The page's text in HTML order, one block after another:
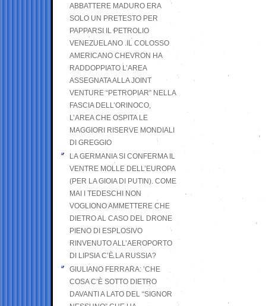
ABBATTERE MADURO ERA
SOLO UN PRETESTO PER
PAPPARSI IL PETROLIO
VENEZUELANO .IL COLOSSO
AMERICANO CHEVRON HA
RADDOPPIATO L’AREA
ASSEGNATA ALLA JOINT
VENTURE “PETROPIAR” NELLA
FASCIA DELL’ORINOCO,
L’AREA CHE OSPITA LE
MAGGIORI RISERVE MONDIALI
DI GREGGIO
LA GERMANIA SI CONFERMA IL
VENTRE MOLLE DELL’EUROPA
(PER LA GIOIA DI PUTIN). COME
MAI I TEDESCHI NON
VOGLIONO AMMETTERE CHE
DIETRO AL CASO DEL DRONE
PIENO DI ESPLOSIVO
RINVENUTO ALL’AEROPORTO
DI LIPSIA C’È LA RUSSIA?
GIULIANO FERRARA: ’CHE
COSA C’È SOTTO DIETRO
DAVANTI A LATO DEL “SIGNOR